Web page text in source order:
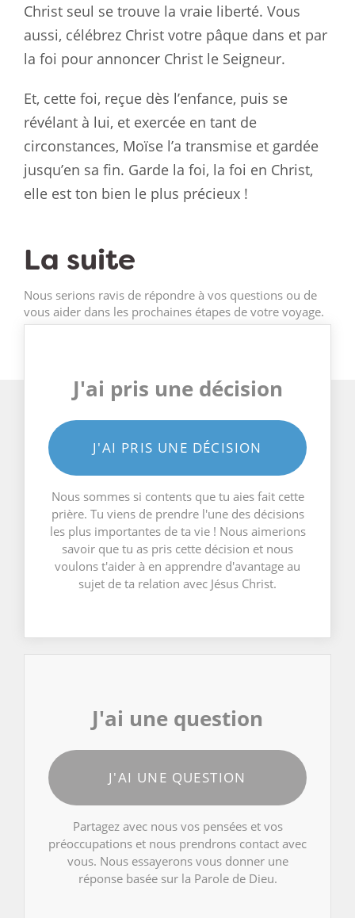
Christ seul se trouve la vraie liberté. Vous
aussi, célébrez Christ votre pâque dans et par
la foi pour annoncer Christ le Seigneur.
Et, cette foi, reçue dès l’enfance, puis se
révélant à lui, et exercée en tant de
circonstances, Moïse l’a transmise et gardée
jusqu’en sa fin. Garde la foi, la foi en Christ,
elle est ton bien le plus précieux !
La suite
Nous serions ravis de répondre à vos questions ou de
vous aider dans les prochaines étapes de votre voyage.
J'ai pris une décision
J'AI PRIS UNE DÉCISION
Nous sommes si contents que tu aies fait cette
prière. Tu viens de prendre l'une des décisions
les plus importantes de ta vie ! Nous aimerions
savoir que tu as pris cette décision et nous
voulons t'aider à en apprendre d'avantage au
sujet de ta relation avec Jésus Christ.
J'ai une question
J'AI UNE QUESTION
Partagez avec nous vos pensées et vos
préoccupations et nous prendrons contact avec
vous. Nous essayerons vous donner une
réponse basée sur la Parole de Dieu.